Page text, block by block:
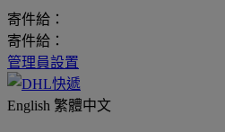
寄件給：
寄件給：
管理員設置
English 繁體中文